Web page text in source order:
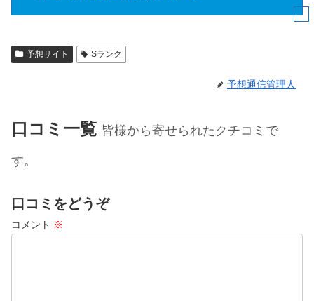
予想サイト Sランク
予想通信管理人
口コミ一覧 皆様から寄せられたクチコミで
す。
口コミをどうぞ
コメント ※